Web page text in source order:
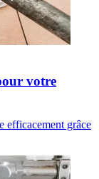
votre
efficacement grâce